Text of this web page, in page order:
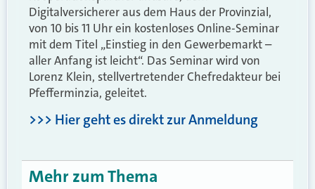
Digitalversicherer aus dem Haus der Provinzial,
von 10 bis 11 Uhr ein kostenloses Online-Seminar
mit dem Titel „Einstieg in den Gewerbemarkt –
aller Anfang ist leicht“. Das Seminar wird von
Lorenz Klein, stellvertretender Chefredakteur bei
Pfefferminzia, geleitet.
>>> Hier geht es direkt zur Anmeldung
Mehr zum Thema